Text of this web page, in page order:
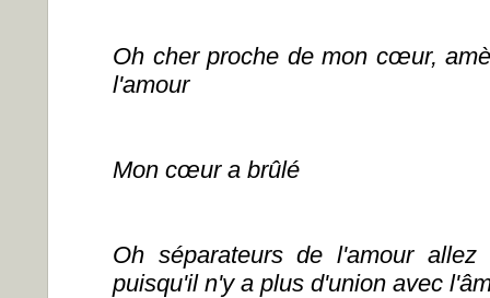
Oh cher proche de mon cœur,
l'amour
Mon cœur a brûlé
Oh séparateurs de l'amour allez
puisqu'il n'y a plus d'union avec